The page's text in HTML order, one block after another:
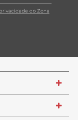
do Zona
+
+